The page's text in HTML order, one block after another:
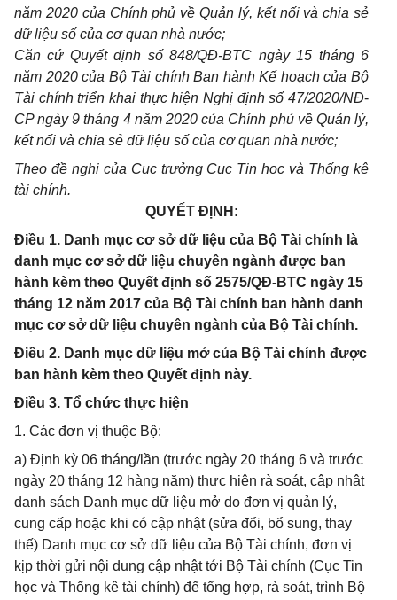
năm 2020 của Chính phủ về Quản lý, kết nối và chia sẻ
dữ liệu số của cơ quan nhà nước;
Căn cứ Quyết định số 848/QĐ-BTC ngày 15 tháng 6
năm 2020 của Bộ Tài chính Ban hành Kế hoạch của Bộ
Tài chính triển khai thực hiện Nghị định số 47/2020/NĐ-
CP ngày 9 tháng 4 năm 2020 của Chính phủ về Quản lý,
kết nối và chia sẻ dữ liệu số của cơ quan nhà nước;
Theo đề nghị của Cục trưởng Cục Tin học và Thống kê
tài chính.
QUYẾT ĐỊNH:
Điều 1. Danh mục cơ sở dữ liệu của Bộ Tài chính là
danh mục cơ sở dữ liệu chuyên ngành được ban
hành kèm theo Quyết định số 2575/QĐ-BTC ngày 15
tháng 12 năm 2017 của Bộ Tài chính ban hành danh
mục cơ sở dữ liệu chuyên ngành của Bộ Tài chính.
Điều 2. Danh mục dữ liệu mở của Bộ Tài chính được
ban hành kèm theo Quyết định này.
Điều 3. Tổ chức thực hiện
1. Các đơn vị thuộc Bộ:
a) Định kỳ 06 tháng/lần (trước ngày 20 tháng 6 và trước
ngày 20 tháng 12 hàng năm) thực hiện rà soát, cập nhật
danh sách Danh mục dữ liệu mở do đơn vị quản lý,
cung cấp hoặc khi có cập nhật (sửa đổi, bổ sung, thay
thế) Danh mục cơ sở dữ liệu của Bộ Tài chính, đơn vị
kịp thời gửi nội dung cập nhật tới Bộ Tài chính (Cục Tin
học và Thống kê tài chính) để tổng hợp, rà soát, trình Bộ